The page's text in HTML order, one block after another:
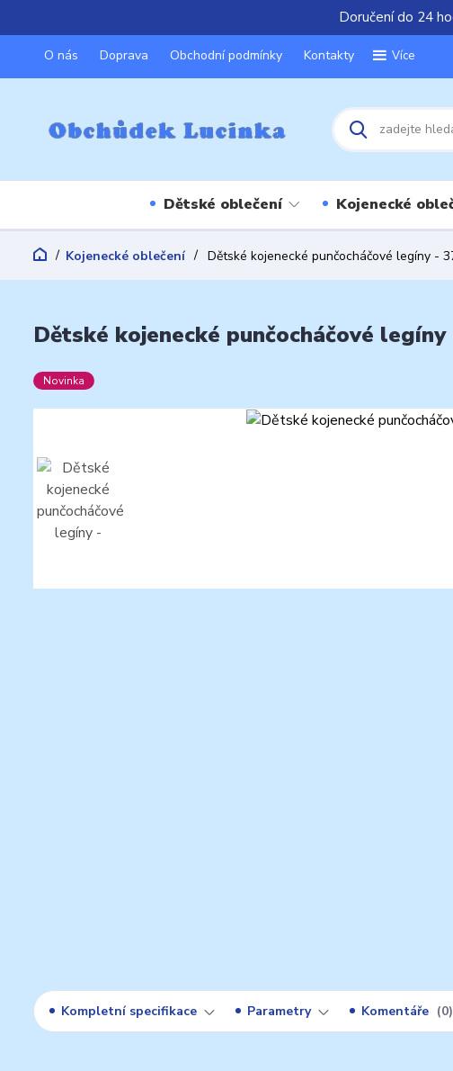
Doručení do 24
O nás Doprava Obchodní podmínky Kontakty Více
Dětské oblečení Kojenecké
Kojenecké oblečení Dětské kojenecké punčocháčové legíny -
Dětské kojenecké punčocháčové
Novinka
Kompletní specifikace Parametry Komentáře 0